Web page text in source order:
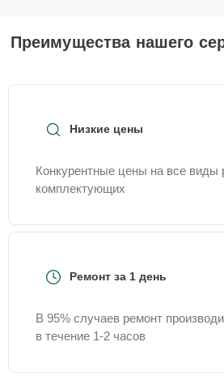
Преимущества нашего
Низкие цены
Конкурентные цены на все виды
комплектующих
Ремонт за 1 день
В 95% случаев ремонт
в течение 1-2 часов